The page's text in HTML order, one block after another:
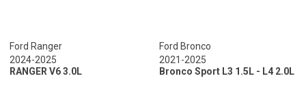
Ford Ranger
2024-2025
RANGER V6 3.0L
Ford Bronco
2021-2025
Bronco Sport L3 1.5L - L4 2.0L